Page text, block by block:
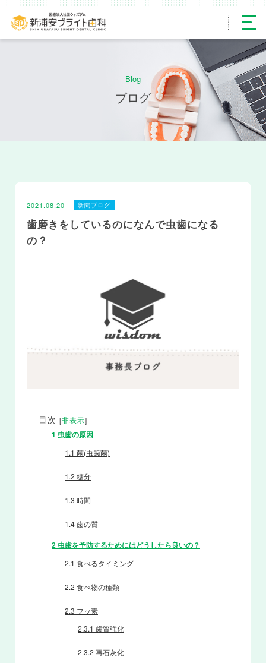
Blog
ブログ
2021.08.20 新聞ブログ
歯磨きをしているのになんで虫歯になる
の？
目次 [非表示]
1 虫歯の原因
1.1 菌(虫歯菌)
1.2 糖分
1.3 時間
1.4歯の質
2 虫歯を予防するためにはどうしたら良いの？
2.1 食べるタイミング
2.2 食べ物の種類
2.3 フッ素
2.3.1 歯質強化
2.3.2 再石灰化